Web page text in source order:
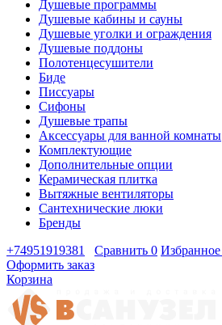
Душевые программы
Душевые кабины и сауны
Душевые уголки и ограждения
Душевые поддоны
Полотенцесушители
Биде
Писсуары
Сифоны
Душевые трапы
Аксессуары для ванной комнаты
Комплектующие
Дополнительные опции
Керамическая плитка
Вытяжные вентиляторы
Сантехнические люки
Бренды
+74951919381
Сравнить 0 Избранное
Оформить заказ
Корзина